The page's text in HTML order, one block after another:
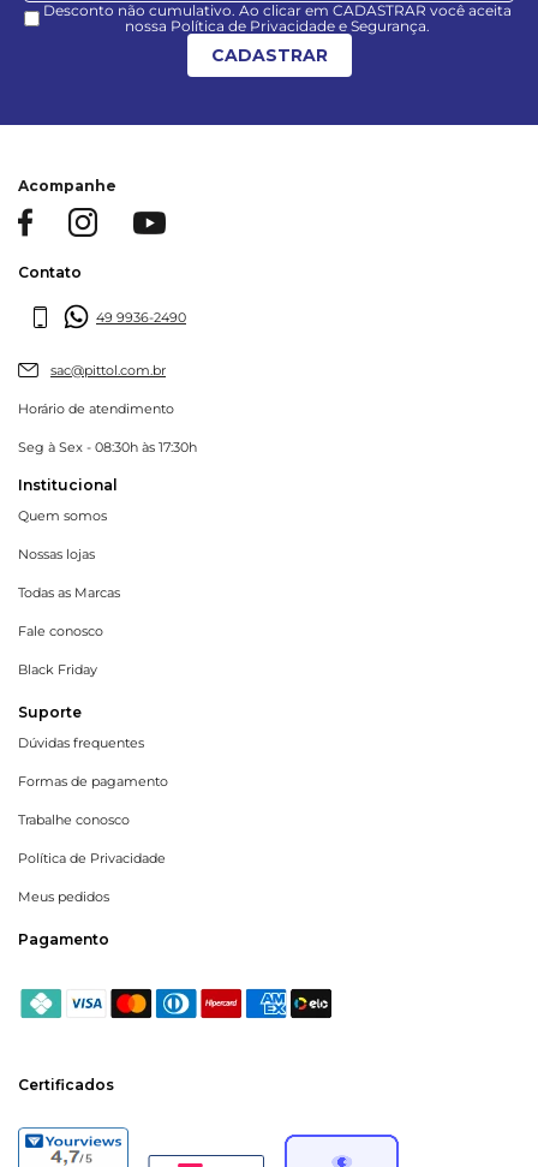
Desconto não cumulativo. Ao clicar em CADASTRAR você aceita
nossa Política de Privacidade e Segurança.
CADASTRAR
Acompanhe
Contato
49 9936-2490
sac@pittol.com.br
Horário de atendimento
Seg à Sex - 08:30h às 17:30h
Institucional
Quem somos
Nossas lojas
Todas as Marcas
Fale conosco
Black Friday
Suporte
Dúvidas frequentes
Formas de pagamento
Trabalhe conosco
Política de Privacidade
Meus pedidos
Pagamento
Certificados